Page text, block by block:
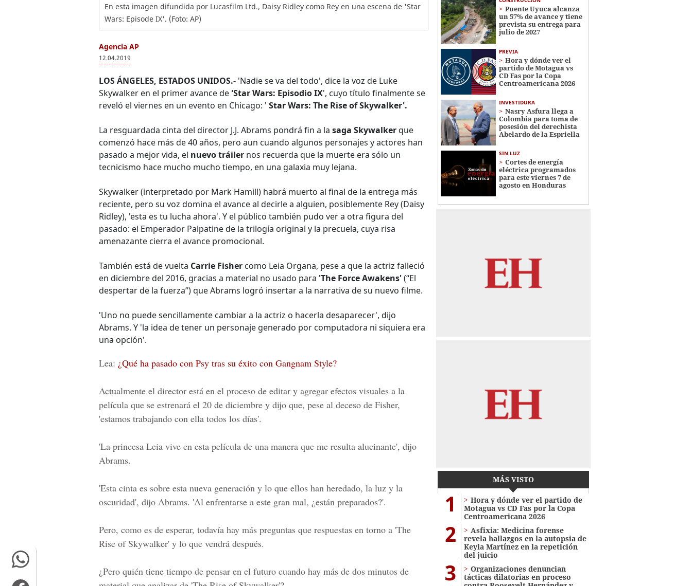
En esta imagen difundida por Lucasfilm Ltd., Daisy Ridley como Rey en una escena de 'Star
Wars: Episode IX'. (Foto: AP)
Agencia AP
12.04.2019
LOS ÁNGELES, ESTADOS UNIDOS.- 'Nadie se va del todo', dice la voz de Luke
Skywalker en el primer avance de 'Star Wars: Episodio IX', cuyo título finalmente se
reveló el viernes en un evento en Chicago: ' Star Wars: The Rise of Skywalker'.
La resguardada cinta del director J.J. Abrams pondrá fin a la saga Skywalkerque
comenzó hace más de 40 años, pero aun cuando algunos personajes y actores han
pasado a mejor vida, el nuevo tráiler nos recuerda que la muerte era sólo un
tecnicismo hace mucho mucho tiempo, en una galaxia muy lejana.
Skywalker (interpretado por Mark Hamill) habrá muerto al final de la entrega más
reciente, pero su voz domina el avance al decirle a alguien, posiblemente Rey (Daisy
Ridley), 'esta es tu lucha ahora'. Y el público también pudo ver a otra figura del
pasado: el Emperador Palpatine de la trilogía original y la precuela, cuya risa
amenazante cierra el avance promocional.
También está de vuelta Carrie Fisher como Leia Organa, pese a que la actriz falleció
en diciembre del 2016, gracias a material no usado para 'The Force Awakens'(“El
despertar de la fuerza”) que Abrams logró insertar a la narrativa de su nuevo filme.
'Uno no puede sencillamente cambiar a la actriz o hacerla desaparecer', dijo
Abrams. Y 'la idea de tener un personaje generado por computadora ni siquiera era
una opción'.
Lea: ¿Qué ha pasado con Psy tras su éxito con Gangnam Style?
Actualmente el director está en el proceso de editar y agregar efectos visuales a la
película que se estrenará el 20 de diciembre y dijo que, pese al deceso de Fisher,
'estamos trabajando con ella todos los días'.
'La princesa Leia vive en esta película de una manera que me resulta alucinante', dijo
Abrams.
'Esta cinta es sobre esta nueva generación y lo que ellos han heredado, la luz y la
oscuridad', dijo Abrams. 'Al enfrentarse a este gran mal, ¿están preparados?'.
Pero, como es de esperar, todavía hay más preguntas que respuestas en torno a 'The
Rise of Skywalker' y lo que vendrá después.
¿Pero quién tiene tiempo de pensar en el futuro cuando hay más de dos minutos de
Puente Uyuca alcanza
un 57% de avance y tiene
prevista su entrega para
julio de 2027
PREVIA
Hora y dónde ver el
partido de Motagua vs
CD Fas por la Copa
Centroamericana 2026
INVESTIDURA
Nasry Asfura llega a
Colombia para toma de
posesión del derechista
Abelardo de la Espriella
SIN LUZ
Cortes de energía
eléctrica programados
para este viernes 7 de
agosto en Honduras
MÁS VISTO
1
Hora y dónde ver el partido de
Motagua vs CD Fas por la Copa
Centroamericana 2026
2
Asfixia: Medicina forense
revela hallazgos en la autopsia de
Keyla Martínez en la repetición
del juicio
3
Organizaciones denuncian
tácticas dilatorias en proceso